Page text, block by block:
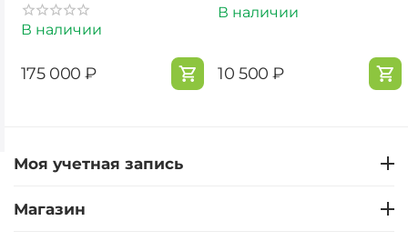
В наличии
‍175 000‍ ₽
В наличии
‍10 500‍ ₽
Моя учетная запись
Магазин